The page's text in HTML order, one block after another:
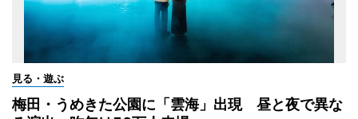
見る・遊ぶ
梅田・うめきた公園に「雲海」出現 昼と夜で異な